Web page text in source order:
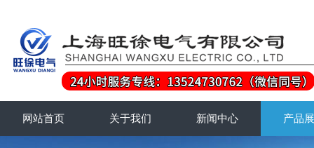
网站首页 关于我们 新闻中心 产品